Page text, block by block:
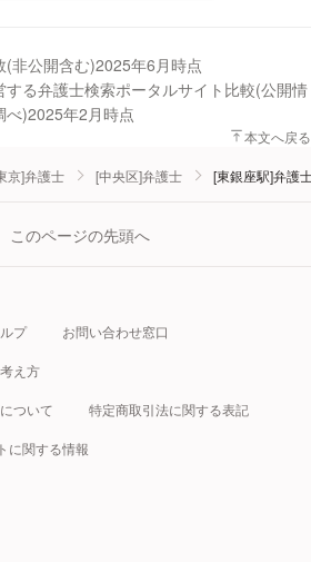
(非公開含む)2025年6月時点
する弁護士検索ポータルサイト比較(公開情
べ)2025年2月時点
本文へ戻る
京]弁護士 [中央区]弁護士 [東銀座駅]弁護
このページの先頭へ
プ お問い合わせ窓口
え方
ついて 特定商取引法に関する表記
に関する情報